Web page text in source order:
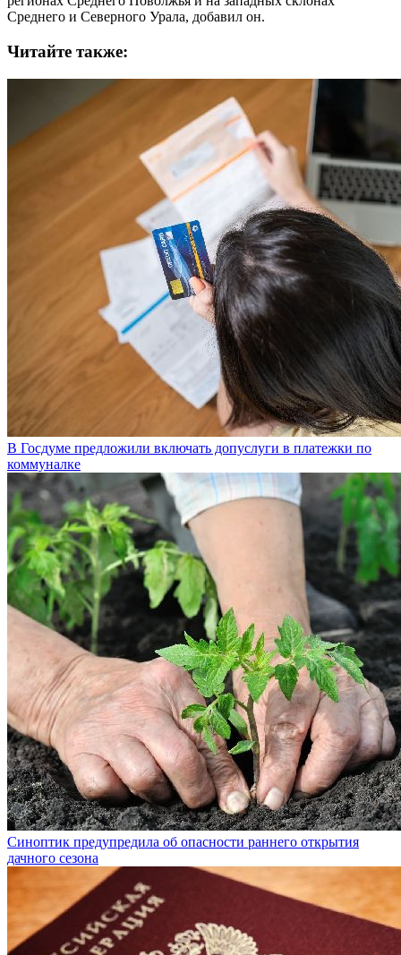
Среднего и Северного Урала, добавил он.
Читайте также:
В Госдуме предложили включать допуслуги в платежки по
коммуналке
Синоптик предупредила об опасности раннего открытия
дачного сезона